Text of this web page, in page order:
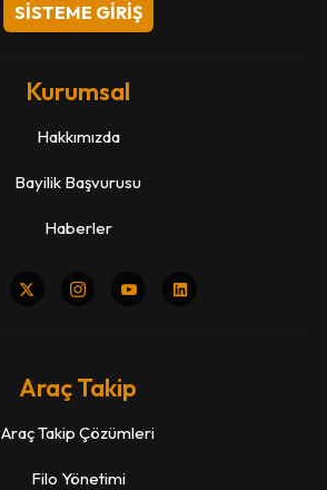
SİSTEME GİRİŞ
Kurumsal
Hakkımızda
Bayilik Başvurusu
Haberler
Araç Takip
Araç Takip Çözümleri
Filo Yönetimi